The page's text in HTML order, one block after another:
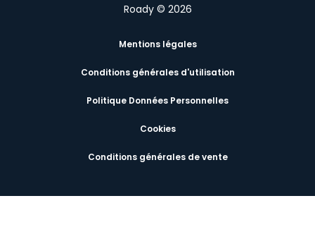
Roady © 2026
Mentions légales
Conditions générales d'utilisation
Politique Données Personnelles
Cookies
Conditions générales de vente